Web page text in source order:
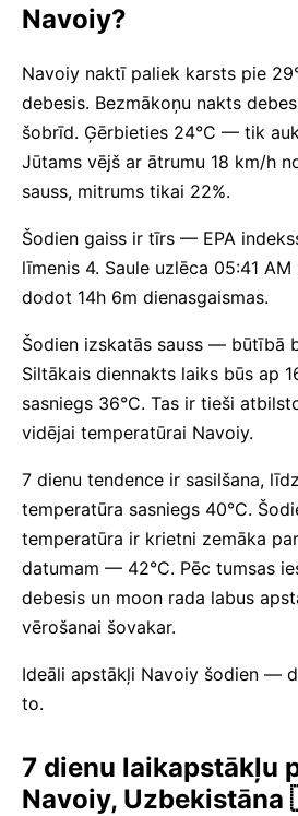
Navoiy?
Navoiy naktī paliek karsts pie
debesis. Bezmākoņu nakts
šobrīd. Ģērbieties 24°C — tik
Jūtams vējš ar ātrumu 18 km/h
sauss, mitrums tikai 22%.
Šodien gaiss ir tīrs — EPA
līmenis 4. Saule uzlēca 05:41
dodot 14h 6m dienasgaismas.
Šodien izskatās sauss — būtībā
Siltākais diennakts laiks būs ap
sasniegs 36°C. Tas ir tieši
vidējai temperatūrai Navoiy.
7 dienu tendence ir sasilšana,
temperatūra sasniegs 40°C.
temperatūra ir krietni zemāka
datumam — 42°C. Pēc tumsas
debesis un moon rada labus
vērošanai šovakar.
Ideāli apstākļi Navoiy šodien —
to.
7 dienu laikapstākļu
Navoiy,